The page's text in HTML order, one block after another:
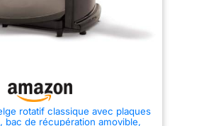
la
À
l’environnement et à la réduction
des déchets FACILE À
NETTOYER : le plateau
récupérateur du surplus de pâte
position verticale
rotatif classique avec plaques
bac de récupération amovible,